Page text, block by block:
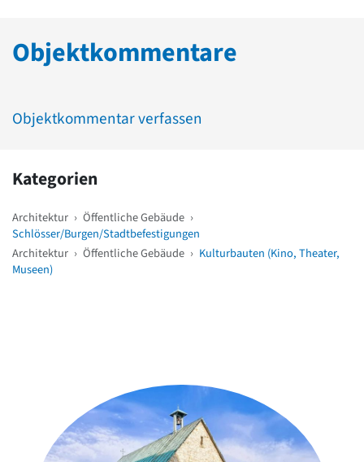
Objektkommentare
Objektkommentar verfassen
Kategorien
Architektur › Öffentliche Gebäude ›
Schlösser/Burgen/Stadtbefestigungen
Architektur › Öffentliche Gebäude › Kulturbauten (Kino, Theater,
Museen)